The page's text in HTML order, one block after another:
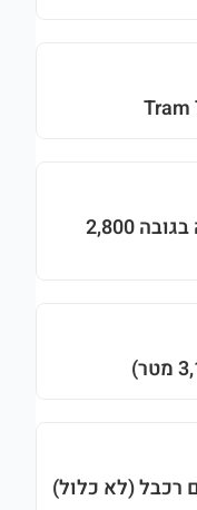
הפסקה לארוחת צהריים/מנוחה בגובה 2,800
רכבל (לא כלול)